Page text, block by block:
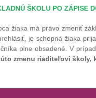
ŠKOLU PO ZÁPISE
žiaka má právo zmeniť
je schopná žiaka
plne obsadené. V
zmenu riaditeľovi školy,